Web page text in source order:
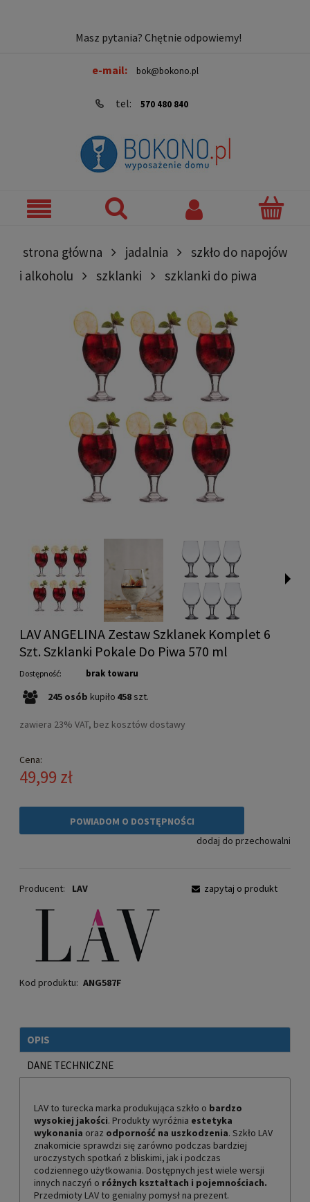
Masz pytania? Chętnie odpowiemy!
e-mail: bok@bokono.pl
tel: 570 480 840
strona główna jadalnia
szkło do napojów
i alkoholu
szklanki szklanki do piwa
LAV ANGELINA Zestaw Szklanek Komplet 6
Szt. Szklanki Pokale Do Piwa 570 ml
Dostępność: brak towaru
245 osób kupiło 458 szt.
zawiera 23% VAT, bez kosztów dostawy
Cena:
49,99 zł
POWIADOM O DOSTĘPNOŚCI
dodaj do przechowalni
Producent: LAV
Kod produktu: ANG587F
zapytaj o produkt
OPIS
DANE TECHNICZNE
LAV to turecka marka produkująca szkło o bardzo
wysokiej jakości. Produkty wyróżnia estetyka
wykonania oraz odporność na uszkodzenia. Szkło LAV
znakomicie sprawdzi się zarówno podczas bardziej
uroczystych spotkań z bliskimi, jak i podczas
codziennego użytkowania. Dostępnych jest wiele wersji
innych naczyń o różnych kształtach i pojemnościach.
Przedmioty LAV to genialny pomysł na prezent.